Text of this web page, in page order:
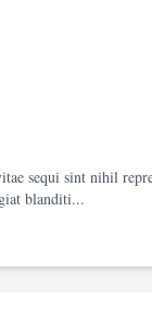
sequi sint nihil
blanditi...